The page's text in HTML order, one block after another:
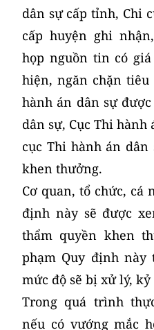
dân sự cấp tỉnh, Chi
cấp huyện ghi
họp nguồn tin có
hiện, ngăn chặn
hành án dân sự
dân sự, Cục Thi
cục Thi hành án
khen thưởng.
Cơ quan, tổ chức, cá
định này sẽ được
thẩm quyền khen
phạm Quy định
mức độ sẽ bị xử lý,
Trong quá trình
nếu có vướng mắc